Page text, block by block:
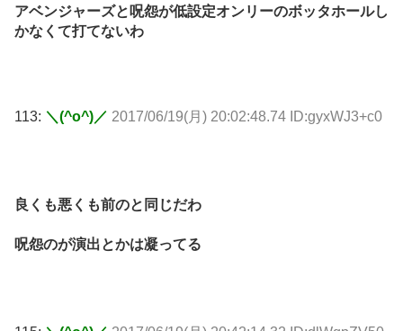
アベンジャーズと呪怨が低設定オンリーのボッタホールし
かなくて打てないわ
113: ＼(^o^)／ 2017/06/19(月) 20:02:48.74 ID:gyxWJ3+c0
良くも悪くも前のと同じだわ
呪怨のが演出とかは凝ってる